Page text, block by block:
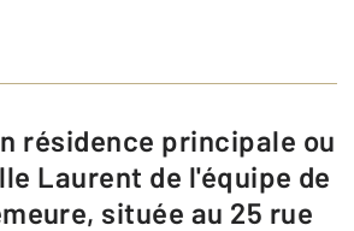
Laurent de l'équipe de
située au 25 rue